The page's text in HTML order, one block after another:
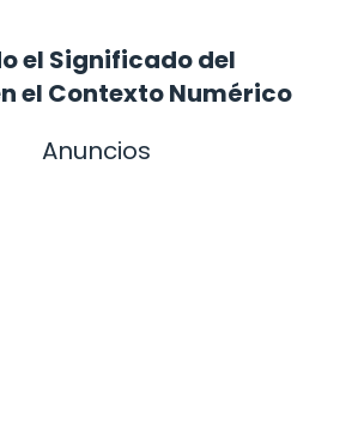
el Significado del
el Contexto Numérico
Anuncios